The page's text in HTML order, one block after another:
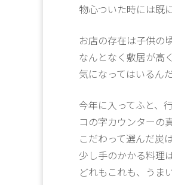
物心ついた時には既
お店の存在は子供の
なんとなく敷居が高
気になってはいるん
今年に入ってふと、
コの字カウンターの
こだわって選んだ炭
少し手のかかる料理
どれもこれも、うま